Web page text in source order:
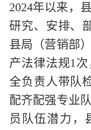
2024年以来，
研究、安排、
县局（营销部
产法律法规1
全负责人带队
配齐配强专业
员队伍潜力，